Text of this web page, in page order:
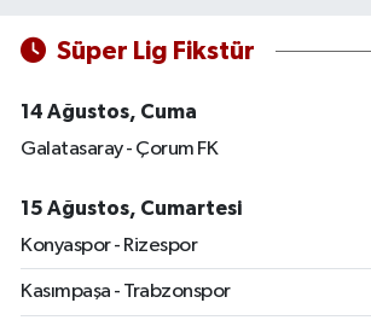
Süper Lig Fikstür
14 Ağustos, Cuma
Galatasaray - Çorum FK
15 Ağustos, Cumartesi
Konyaspor - Rizespor
Kasımpaşa - Trabzonspor